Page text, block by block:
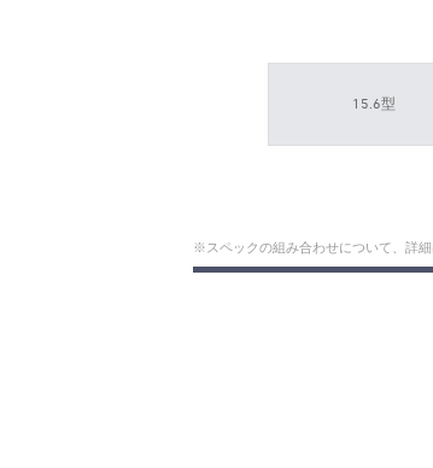
15.6型
※スペックの組み合わせについて、詳